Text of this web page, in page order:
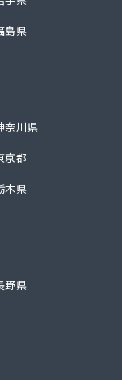
島県
奈川県
京都
木県
野県